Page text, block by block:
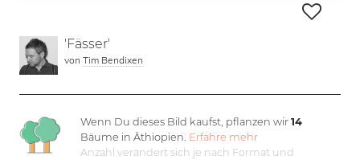
'Fässer'
von Tim Bendixen
Wenn Du dieses Bild kaufst, pflanzen wir 14
Bäume in Äthiopien. Erfahre mehr
Anzahl verändert sich je nach Format und